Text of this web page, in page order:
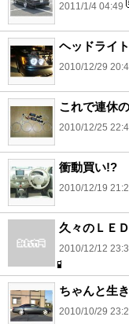
2011/1/4 04:49
ヘッドライ
2010/12/29
これで連休
2010/12/25
衝動買い!?
2010/12/19
久々のＬＥ
2010/12/12
ちゃんと生
2010/10/29